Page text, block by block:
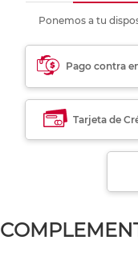
Ponemos a tu
Pago contra
Tarjeta de